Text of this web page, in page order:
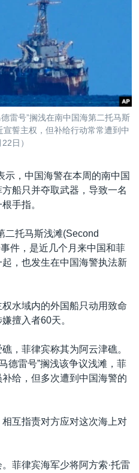
雷号”搁浅在南中国海第二托马斯
誓主权，但补给行动常常遭到中
日）
示，中国海警在本周的南中国
船只并夺取武器，导致一名
手指。
二托马斯浅滩(Second
件，是近几个月来中国和菲
，也发生在中国海警执法新
水域内的外国船只动用致命
擅入者60天。
，菲律宾称其为阿云津礁。
德雷号”搁浅该争议浅滩，菲
给，但多次遭到中国海警的
互指责对方应对这次海上对
菲律宾海军少将阿方索·托雷